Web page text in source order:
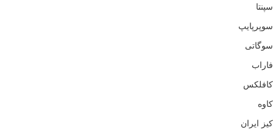
سپنتا
سوپرپایپ
سوگاتی
فاراب
کافلکس
کاوه
کیز ایران